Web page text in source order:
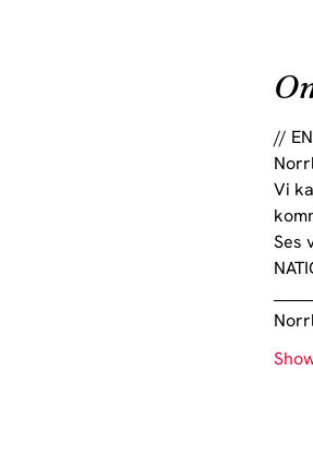
//
Vi
Ses